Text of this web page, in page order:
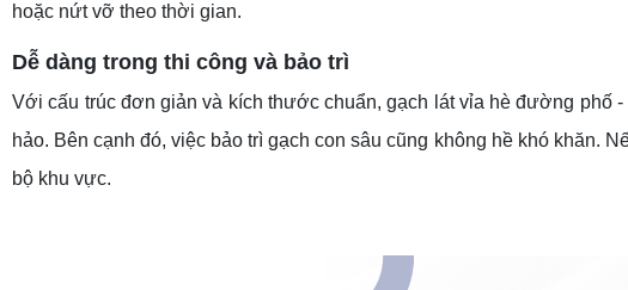
hoặc nứt vỡ theo thời gian.
Dễ dàng trong thi công và bảo trì
Với cấu trúc đơn giản và kích thước chuẩn, gạch lát vỉa hè đường phố
hảo. Bên cạnh đó, việc bảo trì gạch con sâu cũng không hề khó khăn.
bộ khu vực.